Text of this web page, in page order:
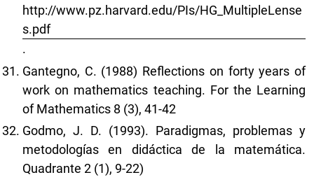
http://www.pz.harvard.edu/PIs/HG_MultipleLense
s.pdf
.
Gantegno, C. (1988) Reflections on forty years of
work on mathematics teaching. For the Learning
of Mathematics 8 (3), 41-42
Godmo, J. D. (1993). Paradigmas, problemas y
metodologías en didáctica de la matemática.
Quadrante 2 (1), 9-22)